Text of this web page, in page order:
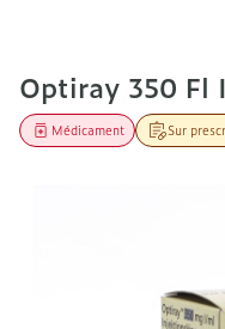
Optiray 350 Fl
Sur
Médicament